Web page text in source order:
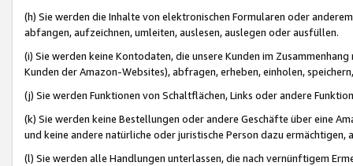
(h) Sie werden die Inhalte von elektronischen Formularen oder
abfangen, aufzeichnen, umleiten, auslesen, auslegen oder ausfüllen.
(i) Sie werden keine Kontodaten, die unsere Kunden im
Kunden der Amazon-Websites), abfragen, erheben, einholen,
(j) Sie werden Funktionen von Schaltflächen, Links oder andere
(k) Sie werden keine Bestellungen oder andere Geschäfte über eine
und keine andere natürliche oder juristische Person dazu
(l) Sie werden alle Handlungen unterlassen, die nach vernünftigem